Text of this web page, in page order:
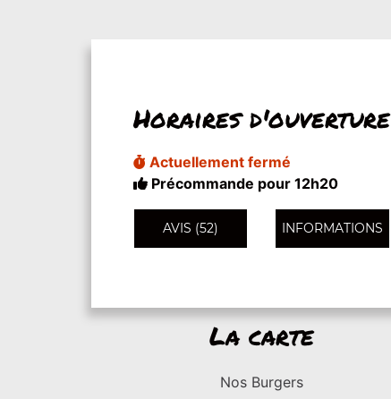
Horaires d'ouverture
Actuellement fermé
Précommande pour 12h20
AVIS (52) INFORMATIONS
La carte
Nos Burgers